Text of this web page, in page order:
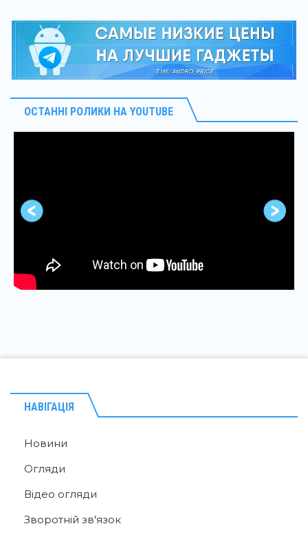
ОСТАННІ РОЛИКИ НА YOUTUBE
НАВІГАЦІЯ
Новини
Огляди
Відео огляди
Зворотній зв'язок